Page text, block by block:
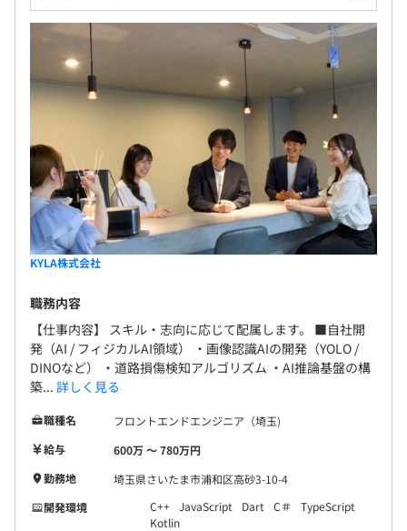
KYLA株式会社
職務内容
【仕事内容】 スキル・志向に応じて配属します。 ■自社開
発（AI / フィジカルAI領域） ・画像認識AIの開発（YOLO /
DINOなど） ・道路損傷検知アルゴリズム ・AI推論基盤の構
築... 詳しく見る
職種名
フロントエンドエンジニア（埼玉)
給与
600万 〜 780万円
勤務地
埼玉県さいたま市浦和区高砂3-10-4
開発環境
C++ JavaScript Dart C＃
TypeScript
Kotlin